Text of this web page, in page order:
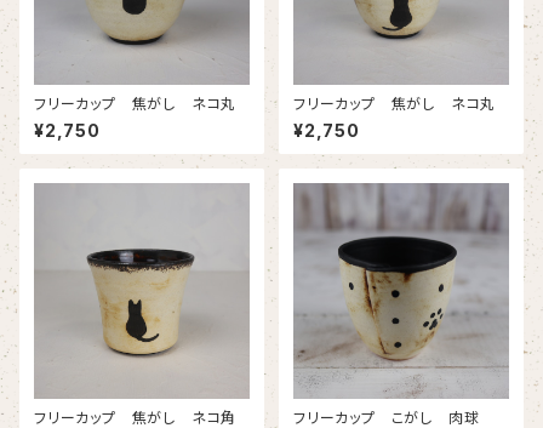
フリーカップ 焦がし ネコ丸
¥2,750
フリーカップ 焦がし ネコ丸
¥2,750
フリーカップ 焦がし ネコ角 フリーカップ こがし 肉球